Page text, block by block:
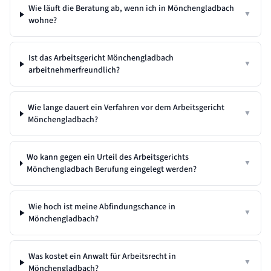
Wie läuft die Beratung ab, wenn ich in Mönchengladbach
wohne?
▼
Ist das Arbeitsgericht Mönchengladbach
arbeitnehmerfreundlich?
▼
Wie lange dauert ein Verfahren vor dem Arbeitsgericht
Mönchengladbach?
▼
Wo kann gegen ein Urteil des Arbeitsgerichts
Mönchengladbach Berufung eingelegt werden?
▼
Wie hoch ist meine Abfindungschance in
Mönchengladbach?
▼
Was kostet ein Anwalt für Arbeitsrecht in
Mönchengladbach?
▼